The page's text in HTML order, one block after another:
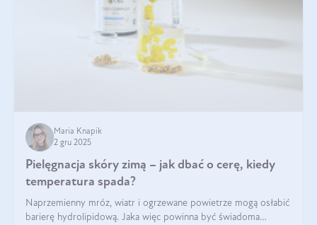
Maria Knapik
2 gru 2025
Pielęgnacja skóry zimą – jak dbać o cerę, kiedy
temperatura spada?
Naprzemienny mróz, wiatr i ogrzewane powietrze mogą osłabić
barierę hydrolipidową. Jaka więc powinna być świadoma